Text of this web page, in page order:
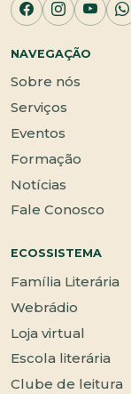
NAVEGAÇÃO
Sobre nós
Serviços
Eventos
Formação
Notícias
Fale Conosco
ECOSSISTEMA
Família Literária
Webrádio
Loja virtual
Escola literária
Clube de leitura